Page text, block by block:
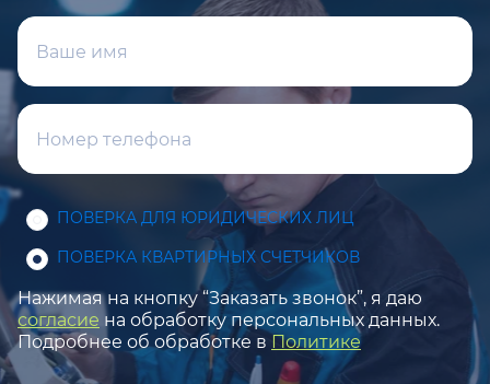
ПОВЕРКА ДЛЯ ЮРИДИЧЕСКИХ ЛИЦ
ПОВЕРКА КВАРТИРНЫХ СЧЕТЧИКОВ
Нажимая на кнопку “Заказать звонок”, я даю
согласие на обработку персональных данных.
Подробнее об обработке в Политике